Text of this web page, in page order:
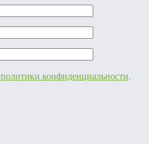
политики конфиденциальности.